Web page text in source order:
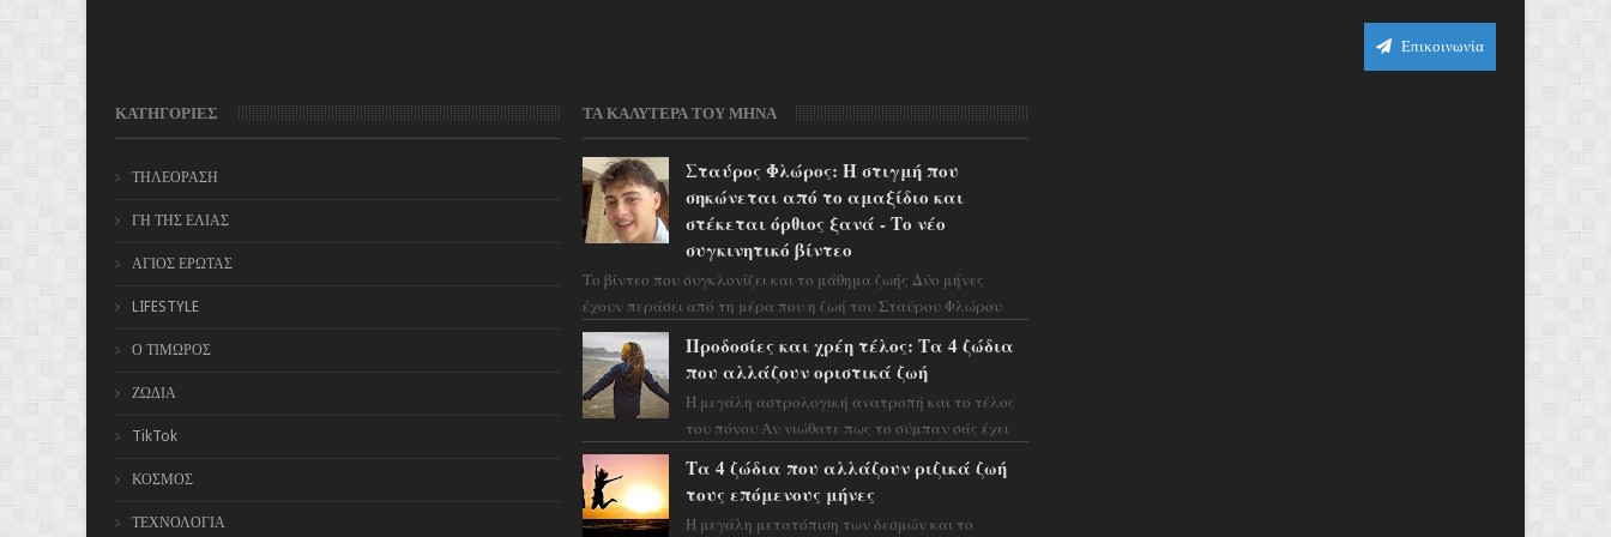
Επικοινωνία
ΚΑΤΗΓΟΡΙΕΣ
ΤΗΛΕΟΡΑΣΗ
ΓΗ ΤΗΣ ΕΛΙΑΣ
ΑΓΙΟΣ ΕΡΩΤΑΣ
LIFESTYLE
Ο ΤΙΜΩΡΟΣ
ΖΩΔΙΑ
TikTok
ΚΟΣΜΟΣ
ΤΕΧΝΟΛΟΓΙΑ
ΤΑ ΚΑΛΥΤΕΡΑ ΤΟΥ ΜΗΝΑ
Σταύρος Φλώρος: Η στιγμή που
σηκώνεται από το αμαξίδιο και
στέκεται όρθιος ξανά - Το νέο
συγκινητικό βίντεο
Το βίντεο που συγκλονίζει και το μάθημα ζωής Δύο μήνες
έχουν περάσει από τη μέρα που η ζωή του Σταύρου Φλώρου
άλλαξε για πάντα. Ο πρώην...Προδοσίες και χρέη τέλος: Τα 4 ζώδια
που αλλάζουν οριστικά ζωή
Η μεγάλη αστρολογική ανατροπή και το τέλος
του πόνου Αν νιώθατε πως το σύμπαν σάς έχει
βαθιά α...
Τα 4 ζώδια που αλλάζουν ριζικά ζωή
τους επόμενους μήνες
Η μεγάλη μετατόπιση των δεσμών και το